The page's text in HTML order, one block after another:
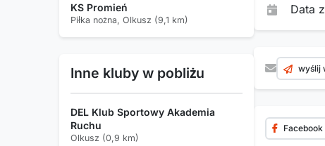
Data
wyślij
Facebook
KS Promień
Piłka nożna, Olkusz (9,1 km)
Inne kluby w pobliżu
DEL Klub Sportowy Akademia
Ruchu
Olkusz (0,9 km)